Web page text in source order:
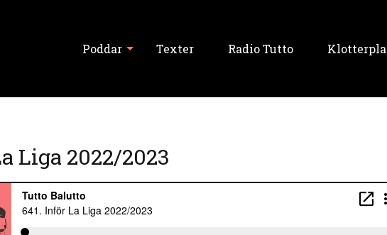
Poddar
Tutto Balutto
Texter Radio Tutto
Liga 2022/2023